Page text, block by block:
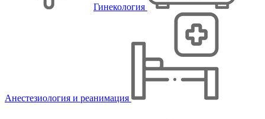
Гинекология
Анестезиология и реанимация